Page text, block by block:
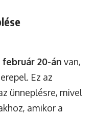
február 20-án van,
Ez az
ünneplésre, mivel
amikor a